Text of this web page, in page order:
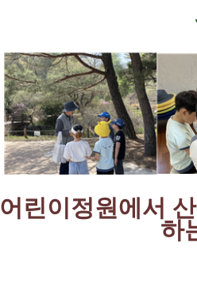
어린이정원에서
하